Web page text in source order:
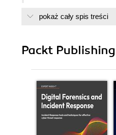
8. Built-In JavaScript
DOM
13. Concurrency
14. HTML5, Canvas,
15. Next Steps
pokaż cały spis treści
Packt